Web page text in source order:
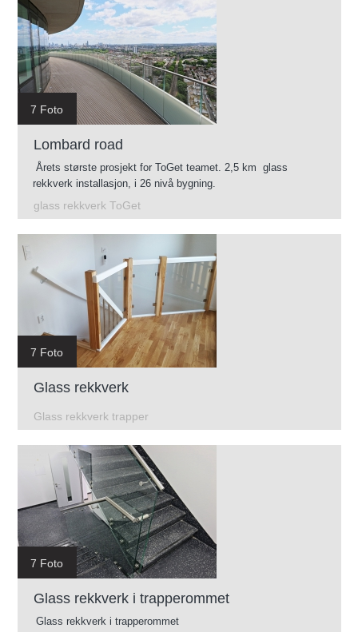
7 Foto
Lombard road
Årets største prosjekt for ToGet teamet. 2,5 km glass
rekkverk installasjon, i 26 nivå bygning.
glass rekkverk ToGet
7 Foto
Glass rekkverk
Glass rekkverk trapper
7 Foto
Glass rekkverk i trapperommet
Glass rekkverk i trapperommet